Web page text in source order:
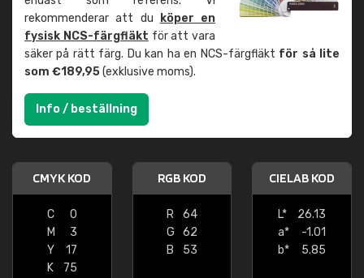
rekommenderar att du
köper en
fysisk NCS-färgfläkt för att vara
säker på rätt färg. Du kan ha en NCS-färgfläkt för så lite
som €189,95(exklusive moms).
Info / beställning
CMYK KOD
C
0
M
3
Y
17
K
75
RGB KOD
R
64
G
62
B
53
CIELAB KOD
L*
26.13
a*
-1.01
b*
5.85